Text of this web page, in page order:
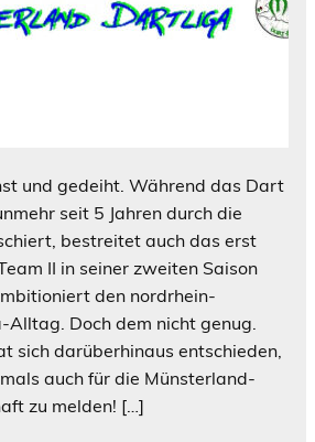
und gedeiht. Während das Dart
seit 5 Jahren durch die
bestreitet auch das erst
II in seiner zweiten Saison
den nordrhein-
Doch dem nicht genug.
sich darüberhinaus entschieden,
auch für die Münsterland-
zu melden! […]